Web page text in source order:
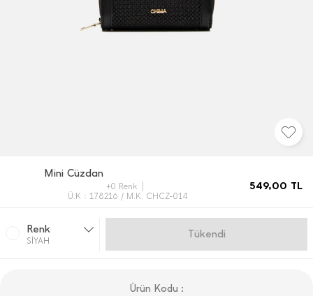
Mini Cüzdan
+0 Renk
Ü.K : 178216 / M.K. CHCZ-014
549,00 TL
Renk
SİYAH
Gelince Haber Ver
Ürün Kodu :